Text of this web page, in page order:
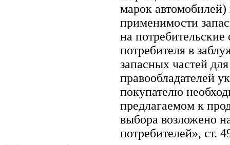
марок
применимости
на
потребителя в
запасных частей
правообладателей
покупателю
предлагаемом к
выбора возложено
потребителей», ст.